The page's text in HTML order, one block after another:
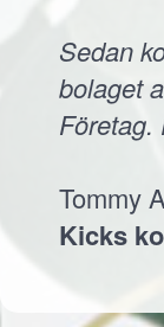
Sedan
bolaget
Företag.
Tommy
Kicks